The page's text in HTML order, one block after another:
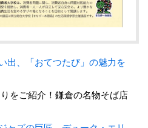
出、「おてつたび」の魅力を
をご紹介！鎌倉の名物そば店